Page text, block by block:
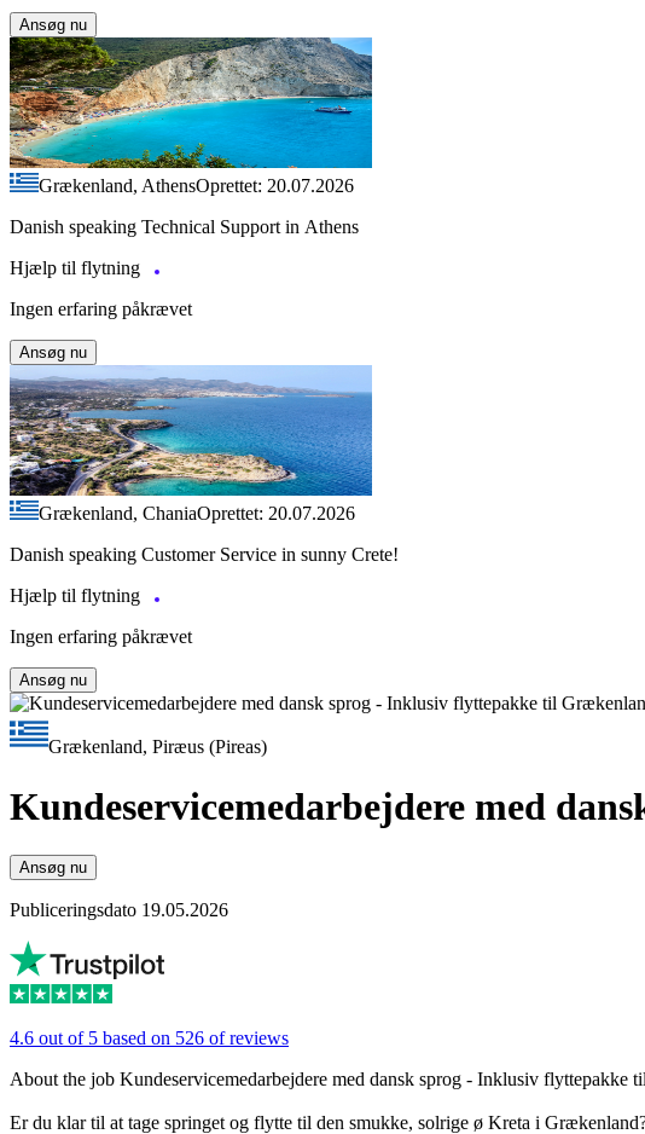
Ansøg nu
Grækenland, AthensOprettet: 20.07.2026
Danish speaking Technical Support in Athens
Hjælp til flytning
Ingen erfaring påkrævet
Ansøg nu
Grækenland, ChaniaOprettet: 20.07.2026
Danish speaking Customer Service in sunny Crete!
Hjælp til flytning
Ingen erfaring påkrævet
Ansøg nu
Grækenland, Piræus (Pireas)
Kundeservicemedarbejdere med
Ansøg nu
Publiceringsdato 19.05.2026
4.6 out of 5 based on 526 of reviews
About the job Kundeservicemedarbejdere med dansk sprog - Inklusiv flyttepakke
Er du klar til at tage springet og flytte til den smukke, solrige ø Kreta i